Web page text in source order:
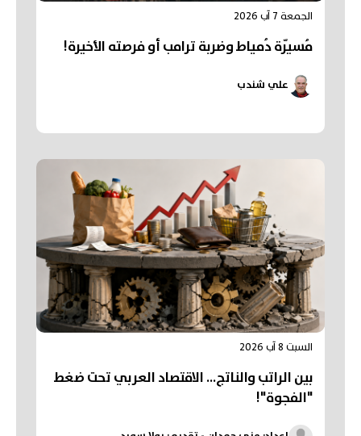
الجمعة 7 آب 2026
مُسيّرة دُمياط وضربة ترامب أو فرصته الأخيرة!
علي شندب
السبت 8 آب 2026
بين الراتب والناتج… الاقتصاد العربي تحت ضغط
"الفجوة"!